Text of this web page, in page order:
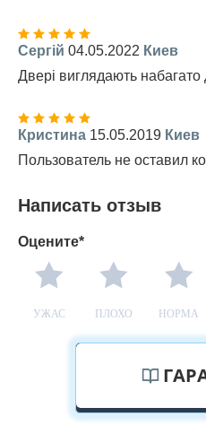
Сергій 04.05.2022 Киев
Двері виглядають
Кристина 15.05.2019 Киев
Пользователь не оставил
Написать отзыв
Оцените*
УЖАС ПЛОХО НОРМА